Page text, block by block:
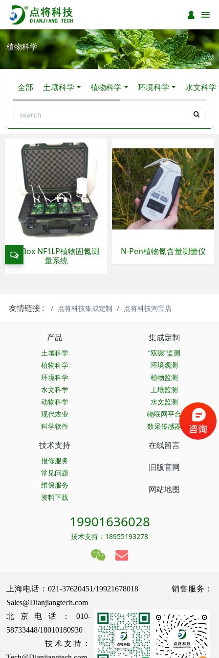
植物科学
全部 土壤科学 植物科学 环境科学 水文科学
Q-Box NF1LP植物固氮测
量系统
N-Pen植物氮含量测量仪
友情链接 : 点将科技集成定制 点将科技淘宝店
产品
土壤科学
植物科学
环境科学
水文科学
动物科学
现代农业
科学软件
集成定制
“双碳”监测
环境观测
植物监测
土壤监测
水文监测
物联网平台
数采传感器
技术支持
报修服务
常见问题
维保服务
资料下载
在线留言
旧版官网
网站地图
19901636028
技术支持：18955193278
上海电话：021-37620451/19921678018 销售服务：
Sales@Dianjiangtech.com
北京电话：010-
58733448/18010180930
技术支持：